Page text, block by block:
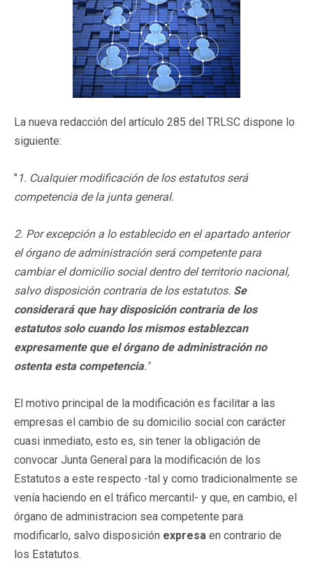
La nueva redacción del artículo 285 del TRLSC dispone lo
siguiente:
" 1. Cualquier modificación de los estatutos será
competencia de la junta general.
2. Por excepción a lo establecido en el apartado anterior
el órgano de administración será competente para
cambiar el domicilio social dentro del territorio nacional,
salvo disposición contraria de los estatutos. Se
considerará que hay disposición contraria de los
estatutos solo cuando los mismos establezcan
expresamente que el órgano de administración no
ostenta esta competencia."
El motivo principal de la modificación es facilitar a las
empresas el cambio de su domicilio social con carácter
cuasi inmediato, esto es, sin tener la obligación de
convocar Junta General para la modificación de los
Estatutos a este respecto -tal y como tradicionalmente se
venía haciendo en el tráfico mercantil- y que, en cambio, el
órgano de administracion sea competente para
modificarlo, salvo disposición expresa en contrario de
los Estatutos.